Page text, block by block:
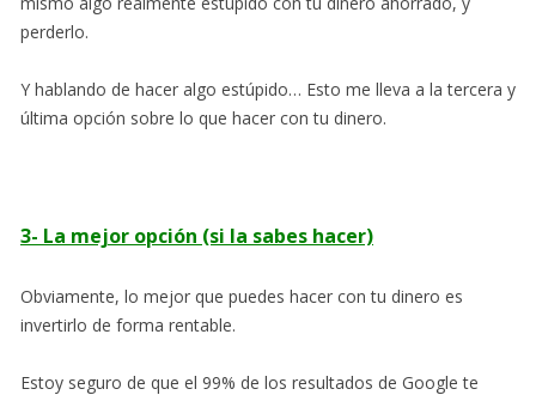
perderlo.
Y hablando de hacer algo estúpido… Esto me lleva a la tercera y
última opción sobre lo que hacer con tu dinero.
3- La mejor opción (si la sabes hacer)
Obviamente, lo mejor que puedes hacer con tu dinero es
invertirlo de forma rentable.
Estoy seguro de que el 99% de los resultados de Google te